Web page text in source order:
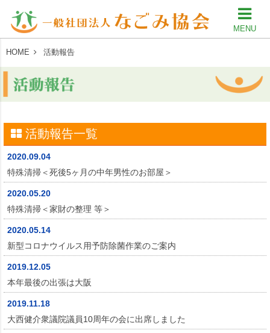
MENU
HOME 活動報告
活動報告一覧
2020.09.04
特殊清掃＜死後5ヶ月の中年男性のお部屋＞
2020.05.20
特殊清掃＜家財の整理 等＞
2020.05.14
新型コロナウイルス用予防除菌作業のご案内
2019.12.05
本年最後の出張は大阪
2019.11.18
大西健介衆議院議員10周年の会に出席しました